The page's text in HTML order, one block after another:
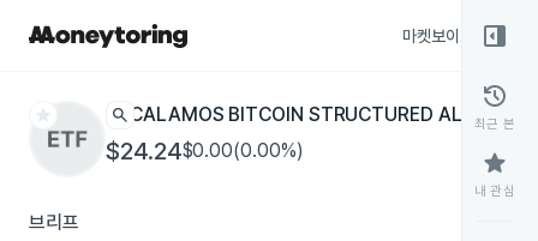
마켓보이스
star search CALAMOS BITCOIN STRUCTURED ALT
$24.24$0.00(0.00%)
브리프
right_panel_open
history
최근 본
star
내 관심